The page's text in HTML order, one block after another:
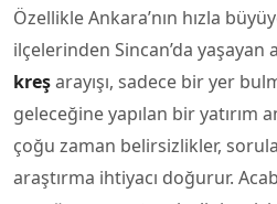
Özellikle Ankara’nın hızla
ilçelerinden Sincan’da yaşayan
kreşarayışı, sadece bir yer
geleceğine yapılan bir yatırım
çoğu zaman belirsizlikler,
araştırma ihtiyacı doğurur.